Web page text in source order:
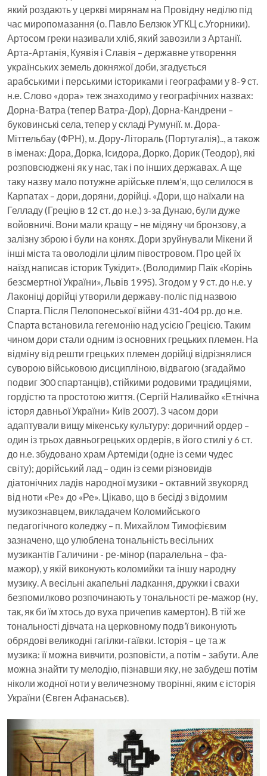
який роздають у церкві мирянам на Провідну неділю під
час миропомазання (о. Павло Белзюк УГКЦ с.Угорники).
Артосом греки називали хліб, який завозили з Артанії.
Арта-Артанія, Куявія і Славія – державне утворення
українських земель докняжої доби, згадується
арабськими і перськими істориками і географами у 8-9 ст.
н.е. Слово «дора» теж знаходимо у географічних назвах:
Дорна-Ватра (тепер Ватра-Дор), Дорна-Кандрени –
буковинські села, тепер у складі Румунії. м. Дора-
Міттельбау (ФРН), м. Дору-Літораль (Португалія).., а також
в іменах: Дора, Дорка, Ісидора, Дорко, Дорик (Теодор), які
розповсюджені як у нас, так і по інших державах. А ще
таку назву мало потужне арійське плем’я, що селилося в
Карпатах – дори, доряни, дорійці. «Дори, що наїхали на
Гелладу (Грецію в 12 ст. до н.е.) з-за Дунаю, були дуже
войовничі. Вони мали кращу – не мідяну чи бронзову, а
залізну зброю і були на конях. Дори зруйнували Мікени й
інші міста та оволоділи цілим півостровом. Про цей їх
наїзд написав історик Тукідит». (Володимир Паїк «Корінь
безсмертної України», Львів 1995). Згодом у 9 ст. до н.е. у
Лаконіці дорійці утворили державу-поліс під назвою
Спарта. Після Пелопонеської війни 431-404 рр. до н.е.
Спарта встановила гегемонію над усією Грецією. Таким
чином дори стали одним із основних грецьких племен. На
відміну від решти грецьких племен дорійці відрізнялися
суворою військовою дисципліною, відвагою (згадаймо
подвиг 300 спартанців), стійкими родовими традиціями,
гордістю та простотою життя. (Сергій Наливайко «Етнічна
історя давньої України» Київ 2007). З часом дори
адаптували вищу мікенську культуру: доричний ордер –
один із трьох давньогрецьких ордерів, в його стилі у 6 ст.
до н.е. збудовано храм Артеміди (одне із семи чудес
світу); дорійський лад – один із семи різновидів
діатонічних ладів народної музики – октавний звукоряд
від ноти «Ре» до «Ре». Цікаво, що в бесіді з відомим
музикознавцем, викладачем Коломийського
педагогічного коледжу – п. Михайлом Тимофієвим
зазначено, що улюблена тональність весільних
музикантів Галичини - ре-мінор (паралельна – фа-
мажор), у якій виконують коломийки та іншу народну
музику. А весільні акапельні ладкання, дружки і свахи
безпомилково розпочинають у тональності ре-мажор (ну,
так, як би їм хтось до вуха причепив камертон). В тій же
тональності дівчата на церковному подв’ї виконують
обрядові великодні гагілки-гаївки. Історія – це та ж
музика: її можна вивчити, розповісти, а потім – забути. Але
можна знайти ту мелодію, пізнавши яку, не забудеш потім
ніколи жодної ноти у величезному творінні, яким є історія
України (Євген Афанасьєв).